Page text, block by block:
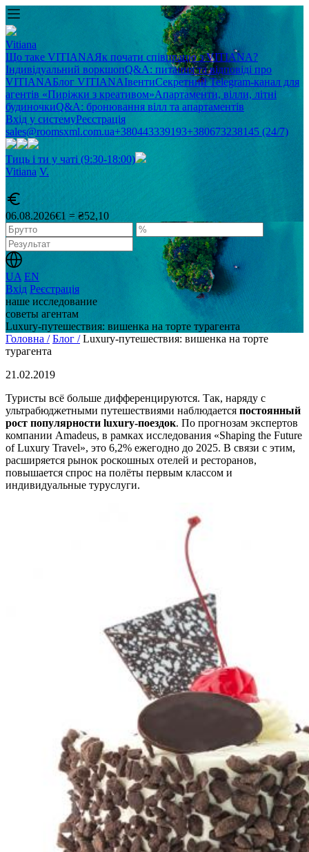
Vitiana
Що таке VITIANAЯк почати співпрацю з VITIANA?
Індивідуальний воркшопQ&A: питання та відповіді про
VITIANAБлог VITIANAІвентиСекретний Telegram-канал для
агентів «Пиріжки з креативом»Апартаменти, вілли, літні
будиночкиQ&A: бронювання вілл та апартаментів
Вхід у системуРеєстрація
sales@roomsxml.com.ua+380443339193+380673238145 (24/7)
Тиць і ти у чаті (9:30-18:00)
Vitiana V.
06.08.2026€1 = ₴52,10
UA EN
Вхід Реєстрація
наше исследование
советы агентам
Luxury-путешествия: вишенка на торте турагента
Головна / Блог / Luxury-путешествия: вишенка на торте
турагента
21.02.2019
Туристы всё больше дифференцируются. Так, наряду с
ультрабюджетными путешествиями наблюдается постоянный
рост популярности luxury-поездок. По прогнозам экспертов
компании Amadeus, в рамках исследования «Shaping the Future
of Luxury Travel», это 6,2% ежегодно до 2025. В связи с этим,
расширяется рынок роскошных отелей и ресторанов,
повышается спрос на полёты первым классом и
индивидуальные туруслуги.